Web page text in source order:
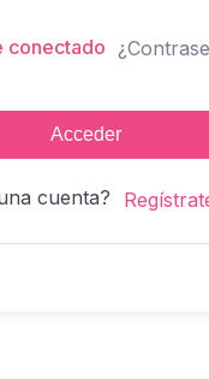
conectado
Acceder
cuenta?